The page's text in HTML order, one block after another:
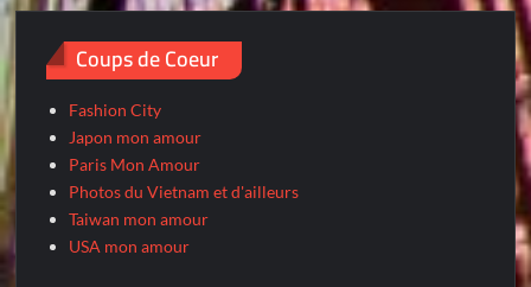
Coups de Coeur
Fashion City
Japon mon amour
Paris Mon Amour
Photos du Vietnam et d'ailleurs
Taiwan mon amour
USA mon amour